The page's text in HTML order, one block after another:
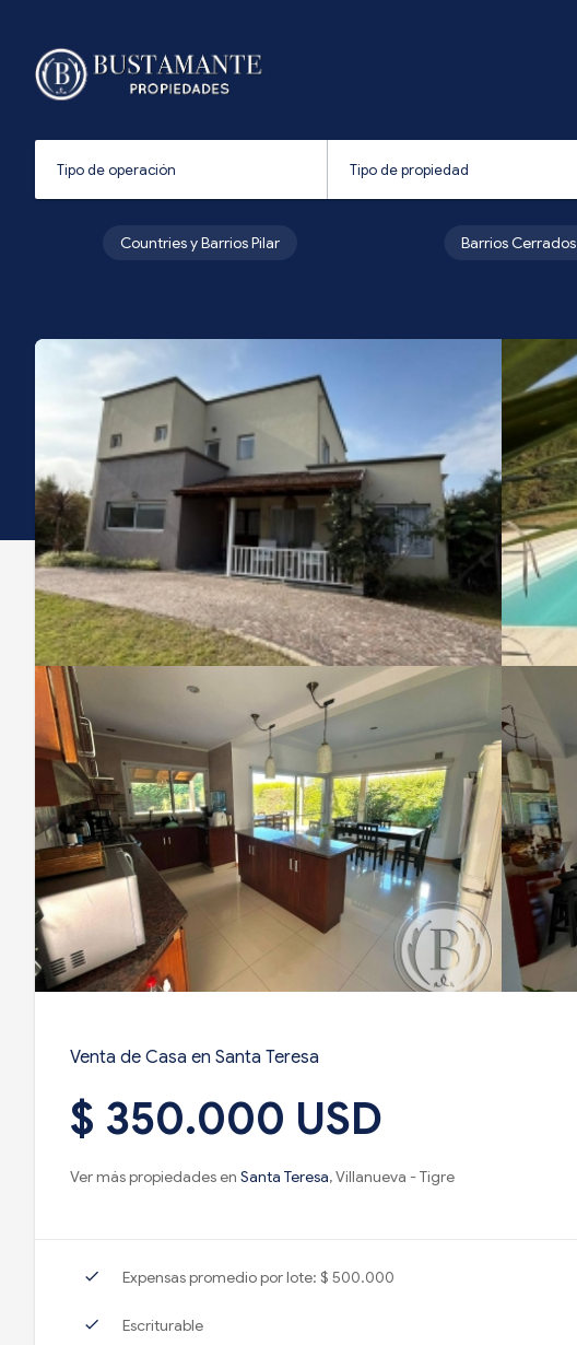
Countries y Barrios Pilar Barrios
Venta de Casa en Santa Teresa
$ 350.000 USD
Ver más propiedades en Santa Teresa, Villanueva - Tigre
check Expensas promedio por lote: $ 500.000
check Escriturable